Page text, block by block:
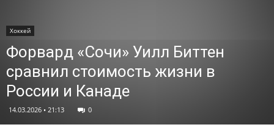
Хоккей
Форвард «Сочи» Уилл Биттен
сравнил стоимость жизни в
России и Канаде
14.03.2026 • 21:13 0